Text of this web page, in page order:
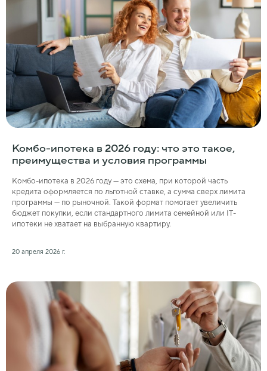
Комбо-ипотека в 2026 году: что это такое,
преимущества и условия программы
Комбо-ипотека в 2026 году — это схема, при которой часть
кредита оформляется по льготной ставке, а сумма сверх лимита
программы — по рыночной. Такой формат помогает увеличить
бюджет покупки, если стандартного лимита семейной или IT-
ипотеки не хватает на выбранную квартиру.
20 апреля 2026 г.